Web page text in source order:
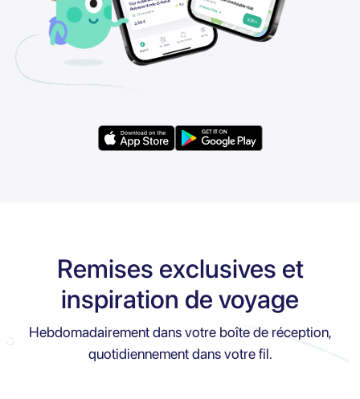
Remises exclusives et
inspiration de voyage
Hebdomadairement dans votre boîte de réception,
quotidiennement dans votre fil.